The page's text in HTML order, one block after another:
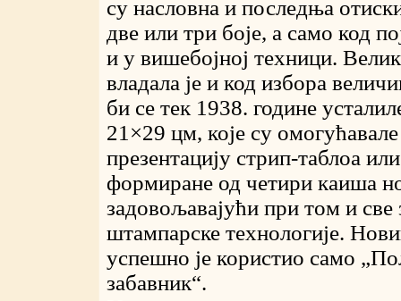
су насловна и последња
две или три боје, а само код
и у вишебојној техници.
владала је и код избора
би се тек 1938. године
21×29 цм, које су
презентацију стрип-таблоа
формиране од четири каиша
задовољавајући при том и све
штампарске технологије.
успешно је користио само
забавник“.